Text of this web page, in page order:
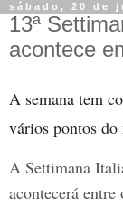
sábado, 20 de
13ª
acontece
A semana tem
vários pontos
A Settimana
acontecerá